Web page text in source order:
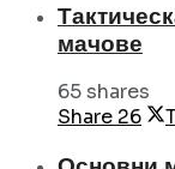
мачове
65 shares
Share 26